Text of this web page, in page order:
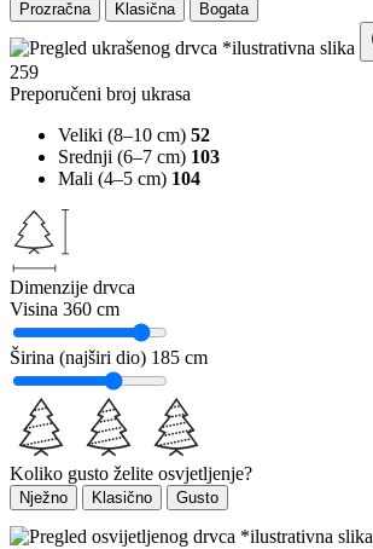
Prozračna Klasična Bogata
*ilustrativna slika
259
Preporučeni broj ukrasa
Veliki (8–10 cm) 52
Srednji (6–7 cm) 103
Mali (4–5 cm) 104
Dimenzije drvca
Visina 360 cm
Širina (najširi dio) 185 cm
Koliko gusto želite osvjetljenje?
Nježno Klasično Gusto
*ilustrativna slika